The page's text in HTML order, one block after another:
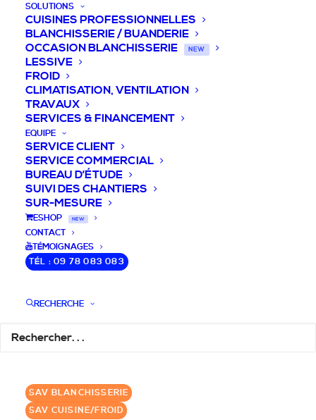
SOLUTIONS
CUISINES PROFESSIONNELLES
BLANCHISSERIE / BUANDERIE
OCCASION BLANCHISSERIE
NEW
LESSIVE
FROID
CLIMATISATION, VENTILATION
TRAVAUX
SERVICES & FINANCEMENT
EQUIPE
SERVICE CLIENT
SERVICE COMMERCIAL
BUREAU D’ÉTUDE
SUIVI DES CHANTIERS
SUR-MESURE
ESHOP NEW
CONTACT
TÉMOIGNAGES
TÉL : 09 78 083 083
RECHERCHE
SAV BLANCHISSERIE
SAV CUISINE/FROID
DEVIS / CONSEILS /
QUESTIONS
votre projet de blanchisserie intégrée!
✆ 09 78 083 083